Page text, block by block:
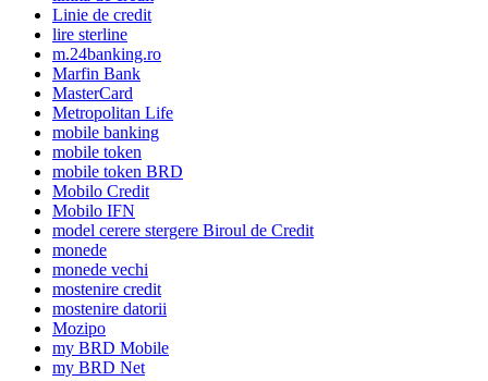
Linie de credit
lire sterline
m.24banking.ro
Marfin Bank
MasterCard
Metropolitan Life
mobile banking
mobile token
mobile token BRD
Mobilo Credit
Mobilo IFN
model cerere stergere Biroul de Credit
monede
monede vechi
mostenire credit
mostenire datorii
Mozipo
my BRD Mobile
my BRD Net